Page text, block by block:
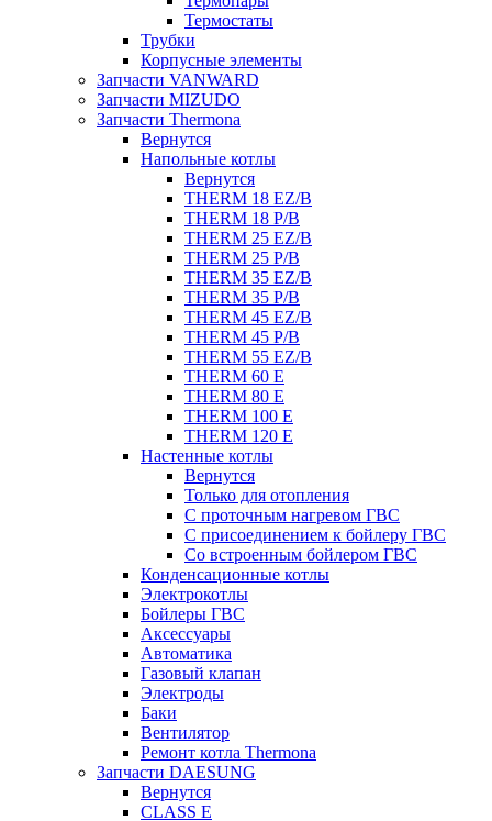
Термостаты
Трубки
Корпусные элементы
Запчасти VANWARD
Запчасти MIZUDO
Запчасти Thermona
Вернутся
Напольные котлы
Вернутся
THERM 18 EZ/B
THERM 18 P/B
THERM 25 EZ/B
THERM 25 P/B
THERM 35 EZ/B
THERM 35 P/B
THERM 45 EZ/B
THERM 45 P/B
THERM 55 EZ/B
THERM 60 E
THERM 80 E
THERM 100 E
THERM 120 E
Настенные котлы
Вернутся
Только для отопления
С проточным нагревом ГВС
С присоединением к бойлеру ГВС
Со встроенным бойлером ГВС
Конденсационные котлы
Электрокотлы
Бойлеры ГВС
Аксессуары
Автоматика
Газовый клапан
Электроды
Баки
Вентилятор
Ремонт котла Thermona
Запчасти DAESUNG
Вернутся
CLASS E